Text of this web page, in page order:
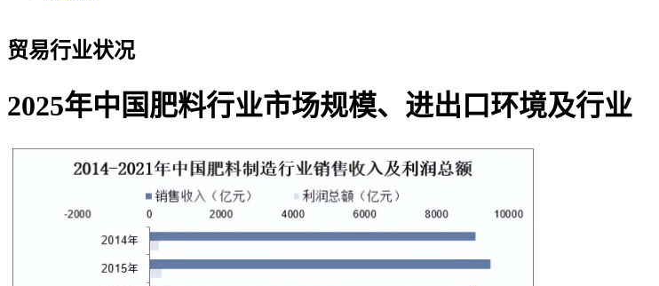
贸易行业状况
2025年中国肥料行业市场规模、进出口环境及行业